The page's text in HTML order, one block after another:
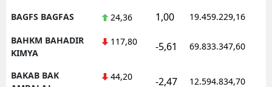
BAGFS BAGFAS 24,36 1,00 19.459.229,16
BAHKM BAHADIR
KIMYA
117,80 -5,61 69.833.347,60
BAKAB BAK
44,20 -2,47 12.594.834,70